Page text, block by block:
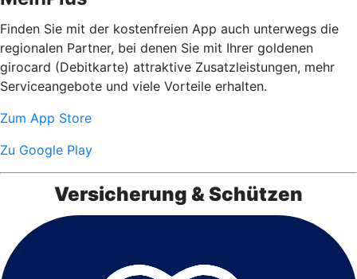
Finden Sie mit der kostenfreien App auch unterwegs die
regionalen Partner, bei denen Sie mit Ihrer goldenen
girocard (Debitkarte) attraktive Zusatzleistungen, mehr
Serviceangebote und viele Vorteile erhalten.
Zum App Store
Zu Google Play
Versicherung & Schützen